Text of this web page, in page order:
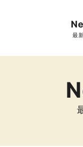
最